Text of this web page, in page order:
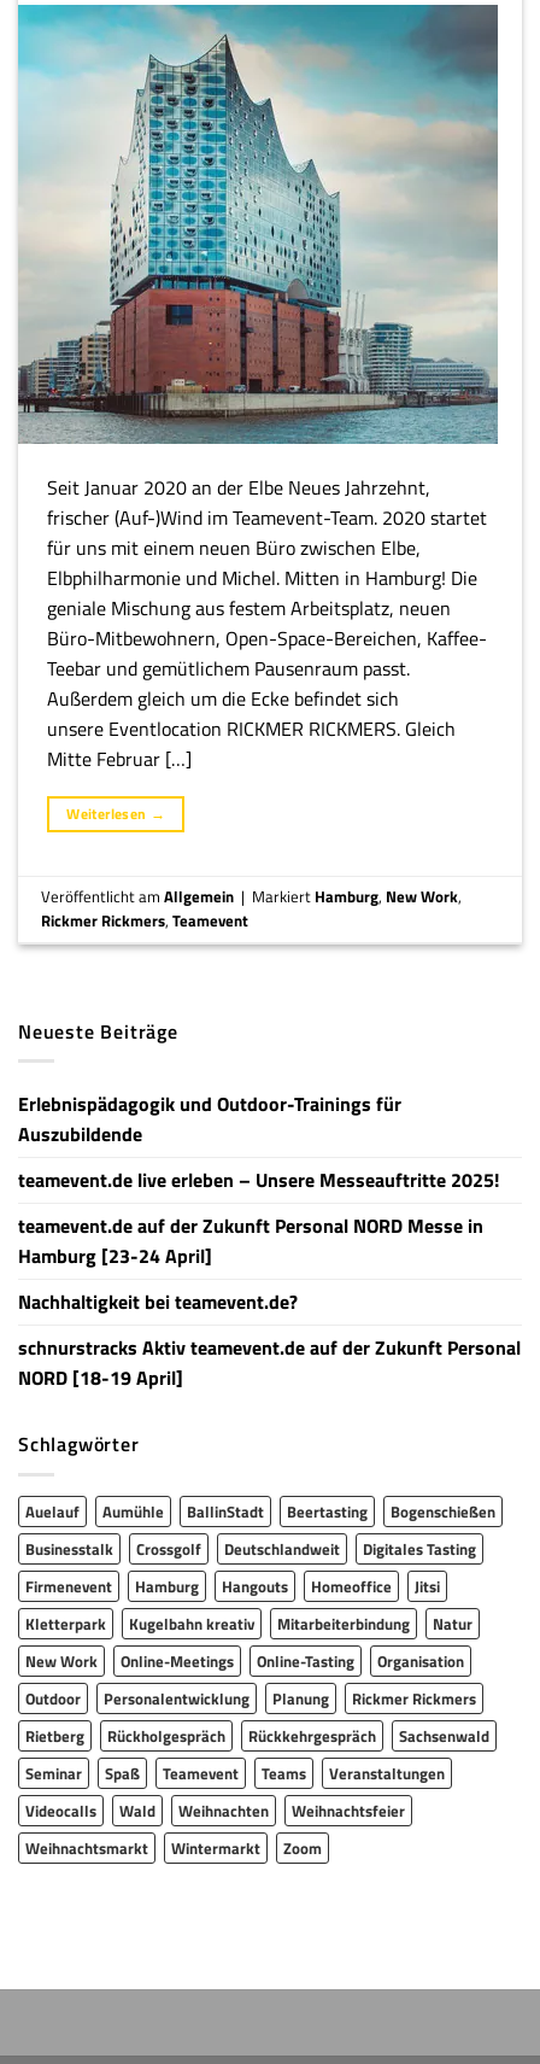
Seit Januar 2020 an der Elbe Neues Jahrzehnt,
frischer (Auf-)Wind im Teamevent-Team. 2020 startet
für uns mit einem neuen Büro zwischen Elbe,
Elbphilharmonie und Michel. Mitten in Hamburg! Die
geniale Mischung aus festem Arbeitsplatz, neuen
Büro-Mitbewohnern, Open-Space-Bereichen, Kaffee-
Teebar und gemütlichem Pausenraum passt.
Außerdem gleich um die Ecke befindet sich
unsere Eventlocation RICKMER RICKMERS. Gleich
Mitte Februar […]
Weiterlesen →
Veröffentlicht amAllgemein | Markiert Hamburg, New Work,
Rickmer Rickmers,Teamevent
Neueste Beiträge
Erlebnispädagogik und Outdoor-Trainings für
Auszubildende
teamevent.de live erleben – Unsere Messeauftritte 2025!
teamevent.de auf der Zukunft Personal NORD Messe in
Hamburg [23-24 April]
Nachhaltigkeit bei teamevent.de?
schnurstracks Aktiv teamevent.de auf der Zukunft Personal
NORD [18-19 April]
Schlagwörter
Auelauf Aumühle BallinStadt Beertasting
Bogenschießen
Businesstalk
Crossgolf Deutschlandweit
Digitales Tasting
Firmenevent
Hamburg Hangouts Homeoffice
Jitsi
Kletterpark
Kugelbahn kreativ Mitarbeiterbindung
Natur
New Work
Online-Meetings Online-Tasting
Organisation
Outdoor
Personalentwicklung Planung
Rickmer Rickmers
Rietberg
Rückholgespräch Rückkehrgespräch
Sachsenwald
Seminar
Spaß Teamevent Teams
Veranstaltungen
Videocalls
Wald Weihnachten
Weihnachtsfeier
Weihnachtsmarkt
Wintermarkt Zoom